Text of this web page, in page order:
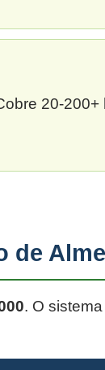
20-200+
de
. O